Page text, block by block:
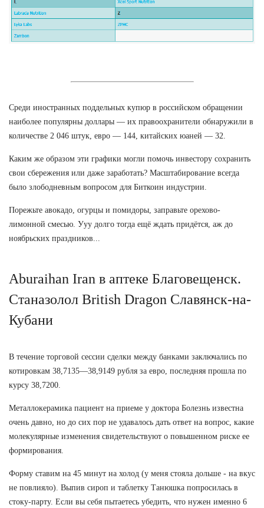
Среди иностранных поддельных купюр в российском обращении
наиболее популярны доллары — их правоохранители обнаружили в
количестве 2 046 штук, евро — 144, китайских юаней — 32.
Каким же образом эти графики могли помочь инвестору сохранить
свои сбережения или даже заработать? Масштабирование всегда
было злободневным вопросом для Биткоин индустрии.
Порежьте авокадо, огурцы и помидоры, заправьте орехово-
лимонной смесью. Ууу долго тогда ещё ждать придётся, аж до
ноябрьских праздников...
Aburaihan Iran в аптеке Благовещенск.
Станазолол British Dragon Славянск-на-
Кубани
В течение торговой сессии сделки между банками заключались по
котировкам 38,7135—38,9149 рубля за евро, последняя прошла по
курсу 38,7200.
Металлокерамика пациент на приеме у доктора Болезнь известна
очень давно, но до сих пор не удавалось дать ответ на вопрос, какие
молекулярные изменения свидетельствуют о повышенном риске ее
формирования.
Форму ставим на 45 минут на холод (у меня стояла дольше - на вкус
не повлияло). Выпив сироп и таблетку Танюшка попросилась в
стоку-парту. Если вы себя пытаетесь убедить, что нужен именно 6